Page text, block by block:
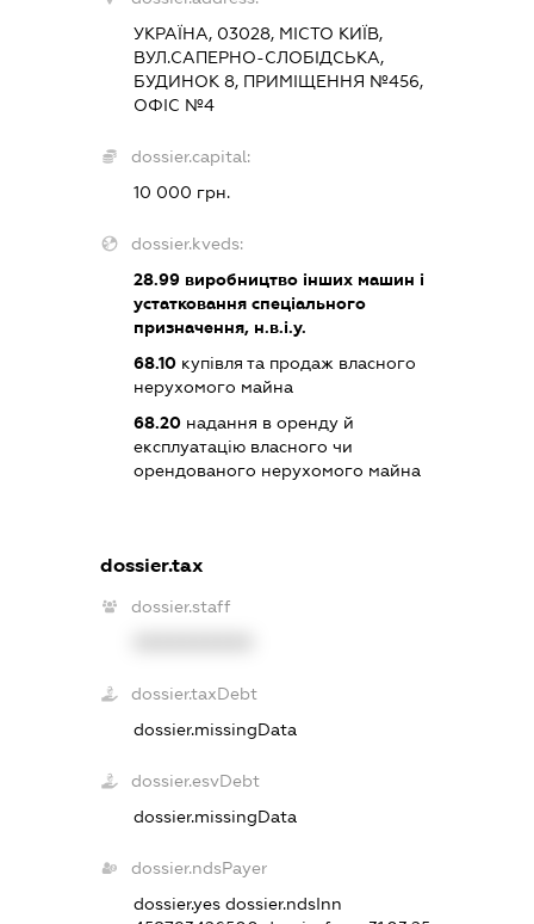
УКРАЇНА, 03028, МІСТО КИЇВ,
ВУЛ.САПЕРНО-СЛОБІДСЬКА,
БУДИНОК 8, ПРИМІЩЕННЯ №456,
ОФІС №4
dossier.capital:
10 000 грн.
dossier.kveds:
28.99виробництво інших машин і
устатковання спеціального
призначення, н.в.і.у.
68.10купівля та продаж власного
нерухомого майна
68.20надання в оренду й
експлуатацію власного чи
орендованого нерухомого майна
dossier.tax
dossier.staff
dossier.taxDebt
dossier.missingData
dossier.esvDebt
dossier.missingData
dossier.ndsPayer
dossier.yes dossier.ndsInn